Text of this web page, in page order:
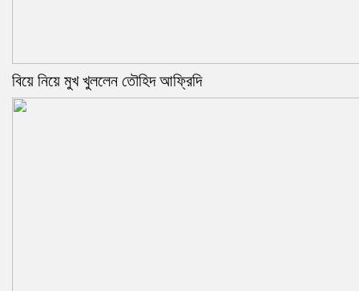
বিয়ে নিয়ে মুখ খুললেন তৌহিদ আফ্রিদি